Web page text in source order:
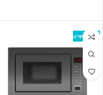
اتمام موجودی